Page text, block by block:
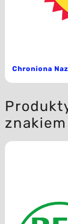
Chroniona
znakiem